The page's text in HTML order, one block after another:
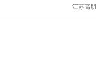
江苏高